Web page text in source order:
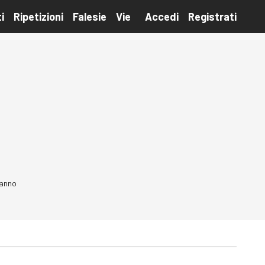
Ripetizioni Falesie Vie Accedi Registrati